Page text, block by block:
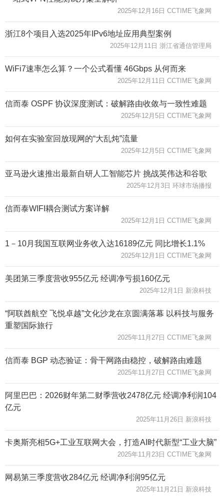
2025年12月16日 CCTIME飞象网
浙江8个项目入选2025年IPv6地址应用典型案例
2025年12月11日 浙江省通信管理局
WiFi7速率怎么算？一个公式看懂 46Gbps 从何而来
2025年12月11日 CCTIME飞象网
信而泰 OSPF 协议深度测试：破解路由收敛与一致性难题
2025年12月5日 CCTIME飞象网
如何在实验室回放现网的“大乱炖”流量
2025年12月5日 CCTIME飞象网
亚马逊火速推出最新自研人工智能芯片 挑战英伟达和谷歌
2025年12月3日 环球市场播报
信而泰WIFI耦合测试方案详解
2025年12月1日 CCTIME飞象网
1－10月我国互联网业务收入达16189亿元 同比增长1.1%
2025年12月1日 CCTIME飞象网
美团第三季度营收955亿元 经调净亏损160亿元
2025年12月1日 新浪科技
“阿联酋航空 飞悦卓越”文化沙龙在京圆满落幕 以科技与服务
重塑国际旅行
2025年11月27日 CCTIME飞象网
信而泰 BGP 动态验证：骨干网路由稳控，破解路由难题
2025年11月27日 CCTIME飞象网
阿里巴巴：2026财年第二财季营收2478亿元 经调净利润104
亿元
2025年11月26日 新浪科技
卡奥斯亮相5G+工业互联网大会，打造AI时代新型“工业大脑”
2025年11月23日 CCTIME飞象网
网易第三季度营收284亿元 经调净利润95亿元
2025年11月21日 新浪科技